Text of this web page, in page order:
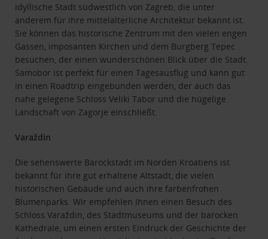
idyllische Stadt südwestlich von Zagreb, die unter
anderem für ihre mittelalterliche Architektur bekannt ist.
Sie können das historische Zentrum mit den vielen engen
Gassen, imposanten Kirchen und dem Burgberg Tepec
besuchen, der einen wunderschönen Blick über die Stadt.
Samobor ist perfekt für einen Tagesausflug und kann gut
in einen Roadtrip eingebunden werden, der auch das
nahe gelegene Schloss Veliki Tabor und die hügelige
Landschaft von Zagorje einschließt.
Varaždin
Die sehenswerte Barockstadt im Norden Kroatiens ist
bekannt für ihre gut erhaltene Altstadt, die vielen
historischen Gebäude und auch ihre farbenfrohen
Blumenparks. Wir empfehlen Ihnen einen Besuch des
Schloss Varaždin, des Stadtmuseums und der barocken
Kathedrale, um einen ersten Eindruck der Geschichte der